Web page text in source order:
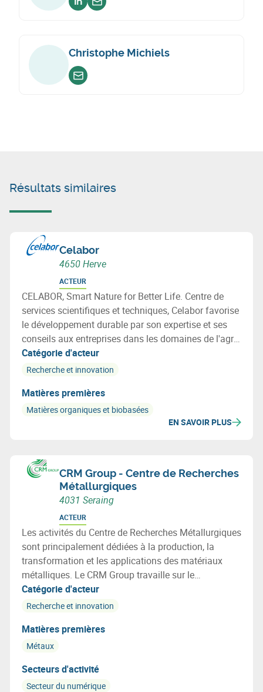
Voir sur linkedin
Envoyer un email
Christophe Michiels
Envoyer un email
Résultats similaires
Celabor
4650 Herve
ACTEUR
CELABOR, Smart Nature for Better Life. Centre de
services scientifiques et techniques, Celabor favorise
le développement durable par son expertise et ses
conseils aux entreprises dans les domaines de l'agro-
alimentaire (FOOD), de la valorisation de la
biomasse (EXTRACT), de l’environnement
emballage, textile et applications bio-basées).
Catégorie d'acteur
Recherche et innovation
Matières premières
Matières organiques et biobasées
EN SAVOIR PLUS
CRM Group - Centre de Recherches
Métallurgiques
4031 Seraing
ACTEUR
Les activités du Centre de Recherches Métallurgiques
sont principalement dédiées à la production, la
transformation et les applications des matériaux
métalliques. Le CRM Group travaille sur le
développement de métaux dits intelligents.
Catégorie d'acteur
Recherche et innovation
Matières premières
Métaux
Secteurs d'activité
Secteur du numérique